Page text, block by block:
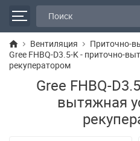
Вентиляция
Приточно-
Gree FHBQ-D3.5-K - приточно-
рекуператором
Gree FHBQ-
вытяжная